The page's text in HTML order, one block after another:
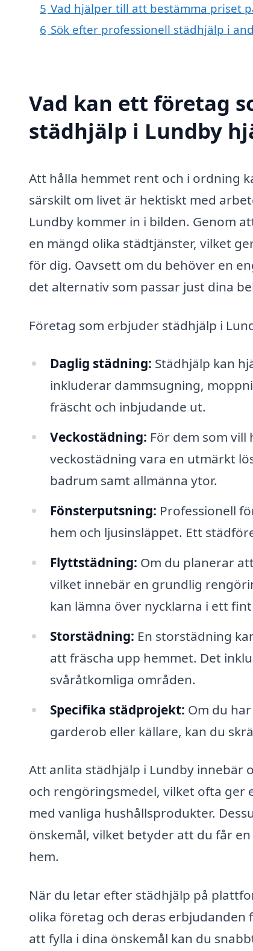
5 Vad hjälper till att bestämma priset
6 Sök efter professionell städhjälp i
Vad kan ett företag
städhjälp i Lundby
Att hålla hemmet rent och i ordning
särskilt om livet är hektiskt med
Lundby kommer in i bilden. Genom
en mängd olika städtjänster, vilket
för dig. Oavsett om du behöver en
det alternativ som passar just dina
Företag som erbjuder städhjälp i
Daglig städning: Städhjälp kan
inkluderar dammsugning,
fräscht och inbjudande ut.
Veckostädning: För dem som
veckostädning vara en utmärkt
badrum samt allmänna ytor.
Fönsterputsning: Professionell
hem och ljusinsläppet. Ett
Flyttstädning: Om du planerar
vilket innebär en grundlig
kan lämna över nycklarna i ett fint
Storstädning: En storstädning
att fräscha upp hemmet. Det
svåråtkomliga områden.
Specifika städprojekt: Om du
garderob eller källare, kan du
Att anlita städhjälp i Lundby innebär
och rengöringsmedel, vilket ofta ger
med vanliga hushållsprodukter.
önskemål, vilket betyder att du får
hem.
När du letar efter städhjälp på
olika företag och deras erbjudanden
att fylla i dina önskemål kan du